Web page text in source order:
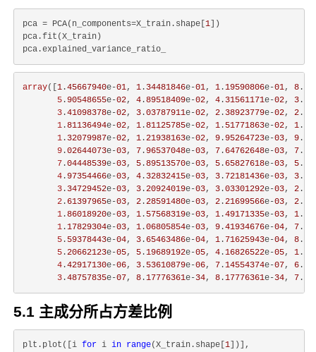
pca = PCA(n_components=X_train.shape[ 1 ])
pca.fit(X_train)
array([ 1 .45667940e-01, 1 . 34481846e-01, 1 .19590806e-01, 8 .
5 .90548655e-02, 4 .89518409e-02, 4 . 31561171e-02, 3 .
3 .41098378e-02, 3 .03787911e-02, 2 . 38923779e-02, 2 .
1 .81136494e-02, 1 .81125785e-02, 1 . 51771863e-02, 1 .
1 . 32079987e-02, 1 .21938163e-02, 9 .95264723e-03, 9 .
9 .02644073e-03, 7 .96537048e-03, 7 . 64762648e-03, 7 .
7 .04448539e-03, 5 .89513570e-03, 5 . 65827618e-03, 5 .
4 .97354466e-03, 4 . 32832415e-03, 3 . 72181436e-03, 3 .
3 . 34729452e-03, 3 .20924019e-03, 3 .03301292e-03, 2 .
2 . 61397965e-03, 2 .28591480e-03, 2 .21699566e-03, 2 .
1 .86018920e-03, 1 . 57568319e-03, 1 .49171335e-03, 1 .
1 .17829304e-03, 1 .06805854e-03, 9 .41934676e-04, 7 .
5 . 59378443e-04, 3 . 65463486e-04, 1 . 71625943e-04, 8 .
5 .20662123e-05, 5 .19689192e-05, 4 .16826522e-05, 1 .
4 .42917130e-06, 3 . 53610879e-06, 7 .14554374e-07, 6 .
3 .48757835e-07, 8 .17776361e-34, 8 .17776361e-34, 7 .
5.1 主成分所占方差比例
plt.plot([i for i in range(X_train.shape[ 1 ])],